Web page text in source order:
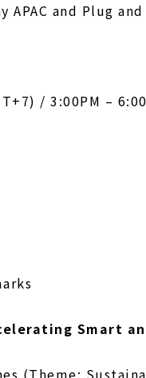
APAC and Plug
/ 3:00PM –
Smart
(Theme: